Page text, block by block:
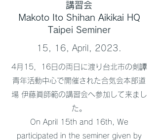
講習会
​Makoto Ito Shihan Aikikai HQ
Taipei Seminer
15, 16, April, 2023.
4月15，16日の両日に渡り台北市の剣譚
青年活動中心で開催された合気会本部道
場 伊藤眞師範の講習会へ参加して来まし
た。
On April 15th and 16th, We
participated in the seminer given by